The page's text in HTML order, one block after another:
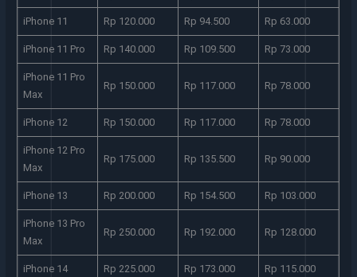
iPhone 11 Rp 120.000 Rp 94.500 Rp 63.000
iPhone 11 Pro Rp 140.000 Rp 109.500 Rp 73.000
iPhone 11 Pro
Max
Rp 150.000 Rp 117.000 Rp 78.000
iPhone 12 Rp 150.000 Rp 117.000 Rp 78.000
iPhone 12 Pro
Max
Rp 175.000 Rp 135.500 Rp 90.000
iPhone 13 Rp 200.000 Rp 154.500 Rp 103.000
iPhone 13 Pro
Max
Rp 250.000 Rp 192.000 Rp 128.000
iPhone 14 Rp 225.000 Rp 173.000 Rp 115.000